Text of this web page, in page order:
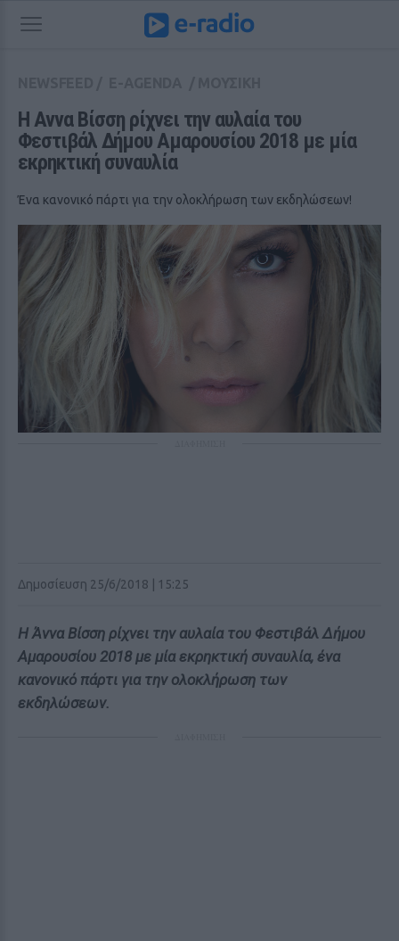
Η Αννα Βίσση ρίχνει την αυλαία του
Φεστιβάλ Δήμου Αμαρουσίου 2018 με μία
εκρηκτική συναυλία
Ένα κανονικό πάρτι για την ολοκλήρωση των εκδηλώσεων!
Δημοσίευση 25/6/2018 | 15:25
Η Άννα Βίσση ρίχνει την αυλαία του Φεστιβάλ Δήμου
Αμαρουσίου 2018 με μία εκρηκτική συναυλία, ένα
κανονικό πάρτι για την ολοκλήρωση των
εκδηλώσεων.